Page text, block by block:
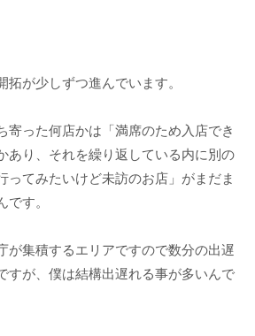
拓が少しずつ進んでいます。
寄った何店かは「満席のため入店でき
あり、それを繰り返している内に別の
ってみたいけど未訪のお店」がまだま
です。
が集積するエリアですので数分の出遅
すが、僕は結構出遅れる事が多いんで